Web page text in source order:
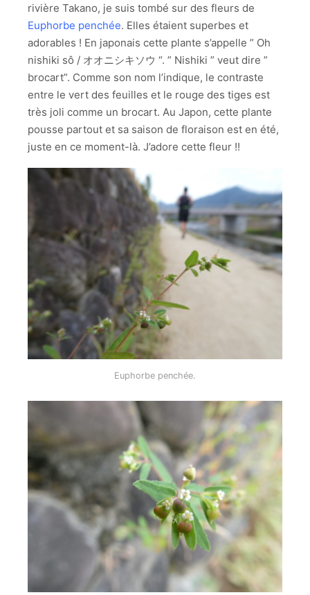
rivière Takano, je suis tombé sur des fleurs de
Euphorbe penchée. Elles étaient superbes et
adorables ! En japonais cette plante s’appelle ” Oh
nishiki sô / オオニシキソウ “. ” Nishiki ” veut dire ”
brocart”. Comme son nom l’indique, le contraste
entre le vert des feuilles et le rouge des tiges est
très joli comme un brocart. Au Japon, cette plante
pousse partout et sa saison de floraison est en été,
juste en ce moment-là. J’adore cette fleur !!
Euphorbe penchée.